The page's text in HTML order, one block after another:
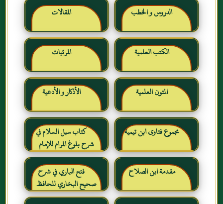
الدروس و الخطب المقالات
الكتب العلمية المرئيات
المتون العلمية الأذكار و الأدعية
مجموع فتاوى ابن تيمية
كتاب سبل السلام في
شرح بلوغ المرام للإمام
الصنعاني رحمه الله
مقدمة ابن الصلاح
فتح الباري في شرح
صحيح البخاري للحافظ
ابن حجر العسقلاني